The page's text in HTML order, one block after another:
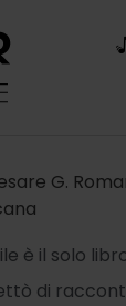
G.
è il solo
di